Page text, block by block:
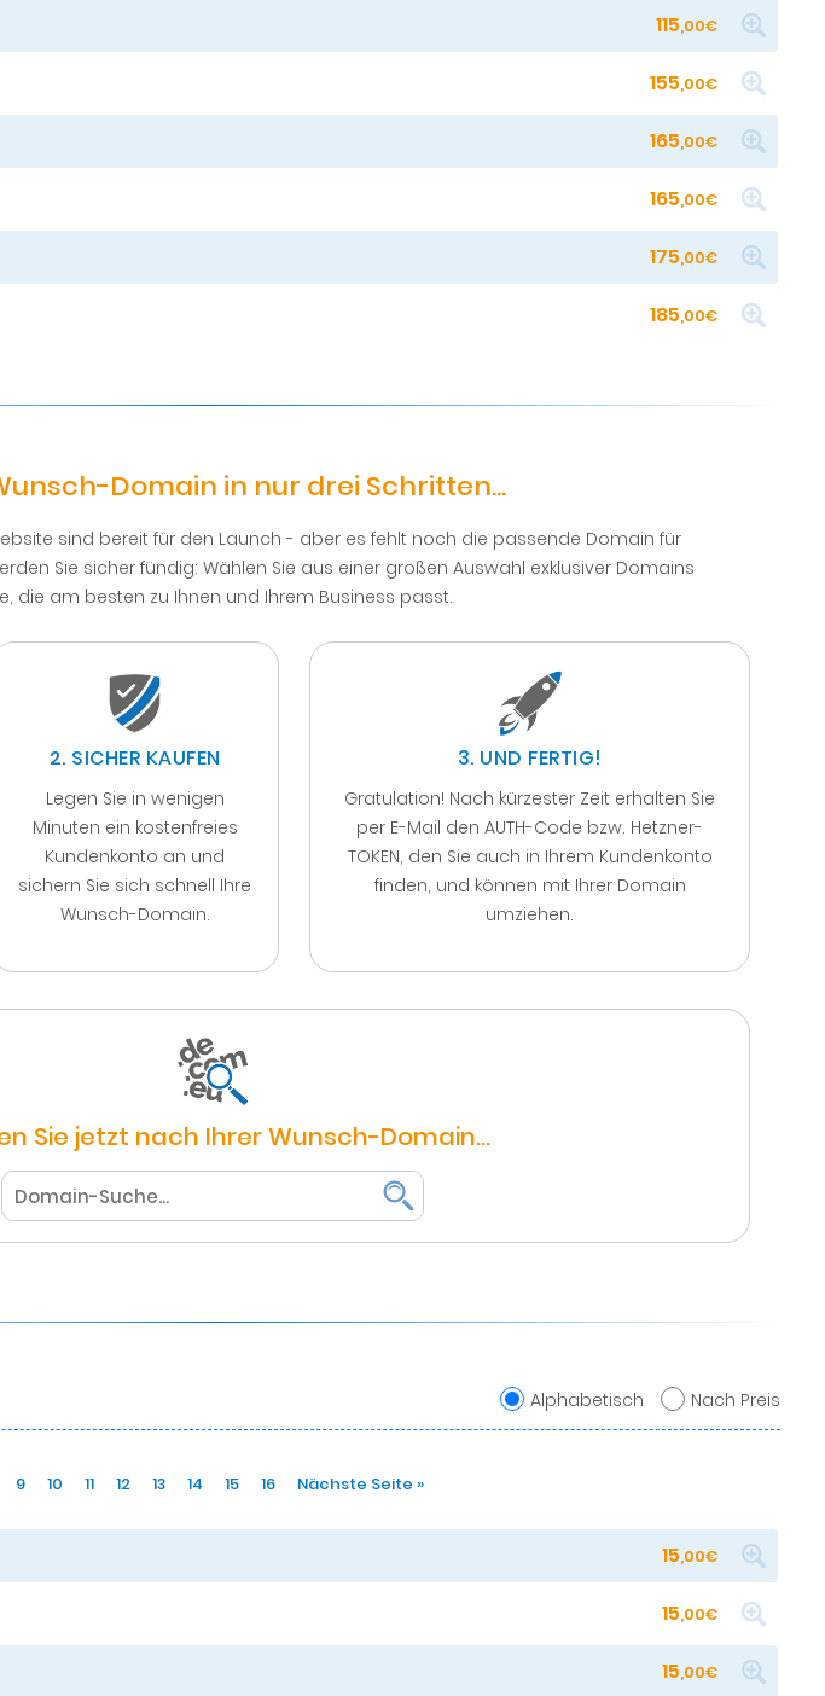
115,00€
155,00€
165,00€
165,00€
175,00€
185,00€
Domain in nur drei Schritten...
sind bereit für den Launch - aber es fehlt noch die passende Domain für
Sie sicher fündig: Wählen Sie aus einer großen Auswahl exklusiver Domains
die am besten zu Ihnen und Ihrem Business passt.
2. SICHER KAUFEN
Legen Sie in wenigen
Minuten ein kostenfreies
Kundenkonto an und
sichern Sie sich schnell Ihre
Wunsch-Domain.
3. UND FERTIG!
Gratulation! Nach kürzester Zeit erhalten Sie
per E-Mail den AUTH-Code bzw. Hetzner-
TOKEN, den Sie auch in Ihrem Kundenkonto
finden, und können mit Ihrer Domain
umziehen.
Sie jetzt nach Ihrer Wunsch-Domain...
Alphabetisch Nach Preis
9 10 11 12 13 14 15 16 Nächste Seite »
15,00€
15,00€
15,00€